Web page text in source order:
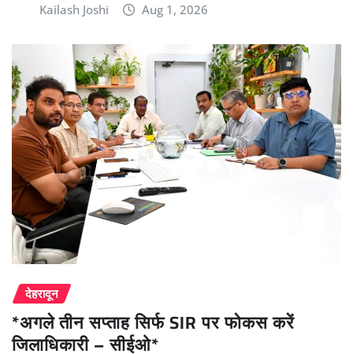
Kailash Joshi Aug 1, 2026
देहरादून
*अगले तीन सप्ताह सिर्फ SIR पर फोकस करें
जिलाधिकारी – सीईओ*